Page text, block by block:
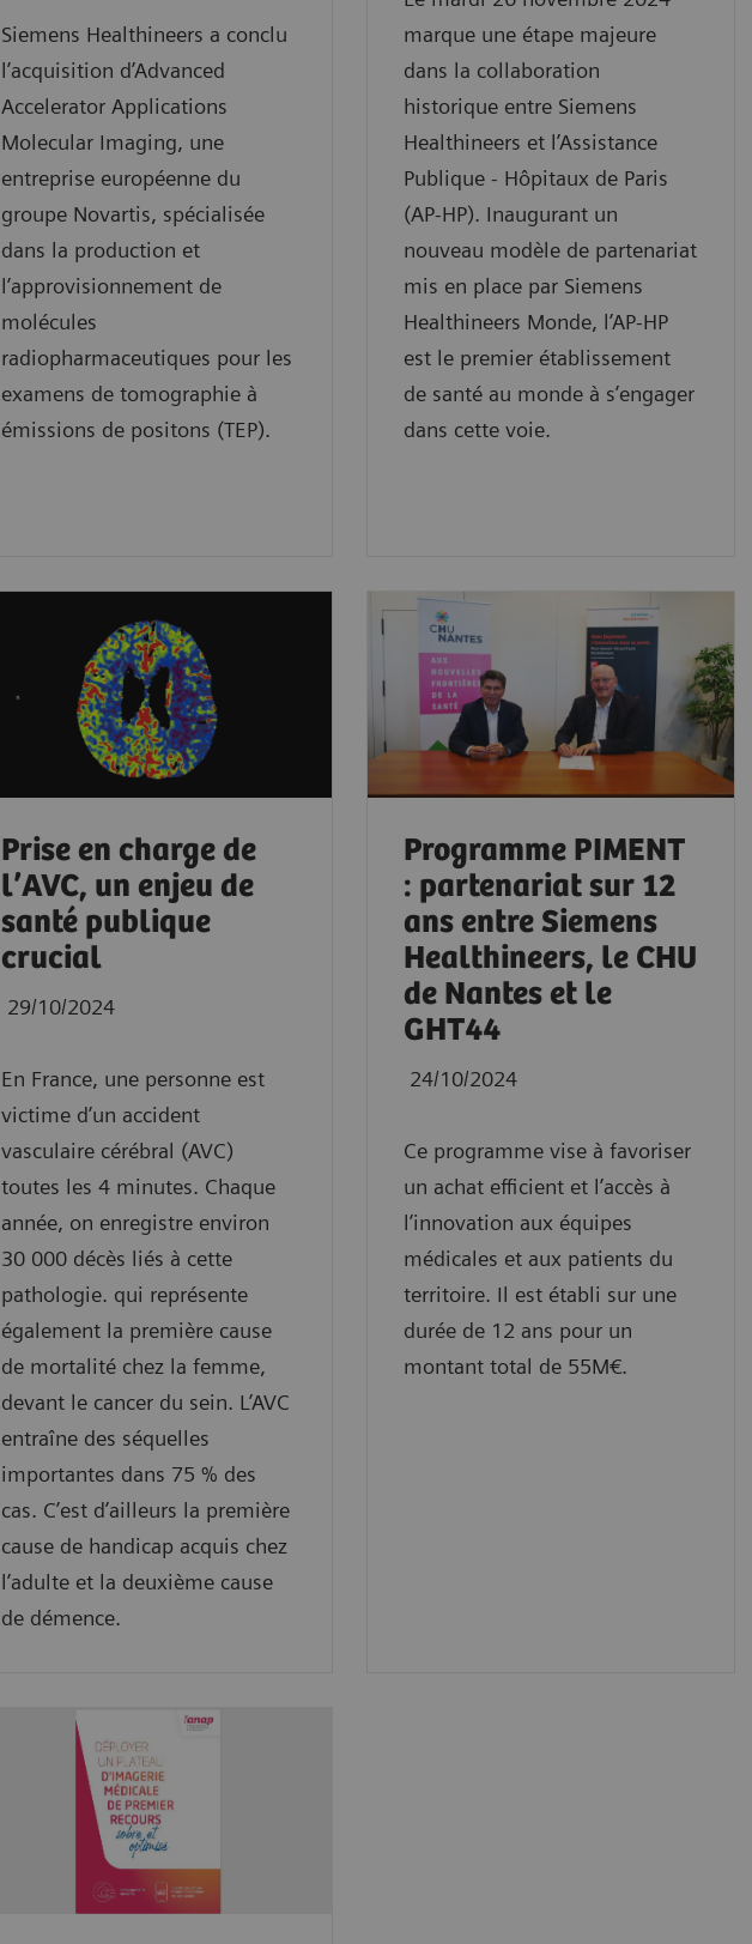
Siemens Healthineers a conclu
l’acquisition d’Advanced
Accelerator Applications
Molecular Imaging, une
entreprise européenne du
groupe Novartis, spécialisée
dans la production et
l’approvisionnement de
molécules
radiopharmaceutiques pour les
examens de tomographie à
émissions de positons (TEP).
marque une étape majeure
dans la collaboration
historique entre Siemens
Healthineers et l’Assistance
Publique - Hôpitaux de Paris
(AP-HP). Inaugurant un
nouveau modèle de partenariat
mis en place par Siemens
Healthineers Monde, l’AP-HP
est le premier établissement
de santé au monde à s’engager
dans cette voie.
Prise en charge de
l’AVC, un enjeu de
santé publique
crucial
29/10/2024
En France, une personne est
victime d’un accident
vasculaire cérébral (AVC)
toutes les 4 minutes. Chaque
année, on enregistre environ
30 000 décès liés à cette
pathologie. qui représente
également la première cause
de mortalité chez la femme,
devant le cancer du sein. L’AVC
entraîne des séquelles
importantes dans 75 % des
cas. C’est d’ailleurs la première
cause de handicap acquis chez
l’adulte et la deuxième cause
de démence.
Programme PIMENT
: partenariat sur 12
ans entre Siemens
Healthineers, le CHU
de Nantes et le
GHT44
24/10/2024
Ce programme vise à favoriser
un achat efficient et l’accès à
l’innovation aux équipes
médicales et aux patients du
territoire. Il est établi sur une
durée de 12 ans pour un
montant total de 55M€.